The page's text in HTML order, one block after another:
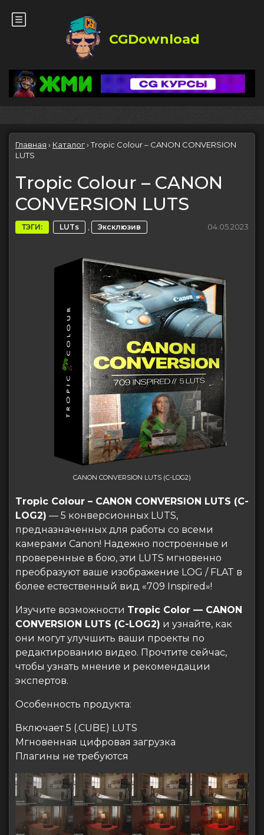
CGDownload
Главная › Каталог›Tropic Colour – CANON CONVERSION
LUTS
Tropic Colour – CANON
CONVERSION LUTS
ТЭГИ: LUTs , Эксклюзив 04.05.2023
CANON CONVERSION LUTS (C-LOG2)
Tropic Colour – CANON CONVERSION LUTS (C-
LOG2) — 5 конверсионных LUTS,
предназначенных для работы со всеми
камерами Canon! Надежно построенные и
проверенные в бою, эти LUTS мгновенно
преобразуют ваше изображение LOG / FLAT в
более естественный вид «709 Inspired»!
Изучите возможности Tropic Color — CANON
CONVERSION LUTS (C-LOG2) и узнайте, как
они могут улучшить ваши проекты по
редактированию видео. Прочтите сейчас,
чтобы узнать мнение и рекомендации
экспертов.
Особенность продукта:
Включает 5 (.CUBE) LUTS
Мгновенная цифровая загрузка
Плагины не требуются